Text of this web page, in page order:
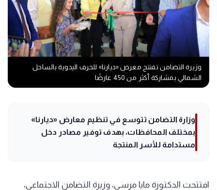
وزيرة التضامن تفتتح معرض «ديارنا» للحرف اليدوية بالساحل
الشمالي بمشاركة أكثر من 450 عارضًا
وزارة التضامن تتوسع في تنظيم معارض «ديارنا»
بمختلف المحافظات، بهدف توفير مصادر دخل
مستدامة للأسر المنتجة
افتتحت الدكتورة مايا مرسي، وزيرة التضامن الاجتماعي،